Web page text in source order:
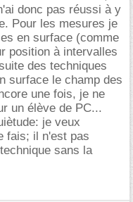
donc pas réussi à y
Pour les mesures je
en surface (comme
position à intervalles
des techniques
surface le champ des
une fois, je ne
un élève de PC...
je veux
fais; il n'est pas
sans la